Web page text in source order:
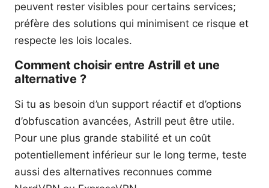
peuvent rester visibles pour certains services;
préfère des solutions qui minimisent ce risque et
respecte les lois locales.
Comment choisir entre Astrill et une
alternative ?
Si tu as besoin d’un support réactif et d’options
d’obfuscation avancées, Astrill peut être utile.
Pour une plus grande stabilité et un coût
potentiellement inférieur sur le long terme, teste
aussi des alternatives reconnues comme